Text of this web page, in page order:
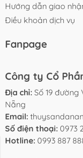
Hướng dẫn giao
Điều khoản dịch vụ
Fanpage
Công ty Cổ
Địa chỉ: Số 19
Nẵng
Email:
Số điện thoại: 0973
Hotline: 0993 887